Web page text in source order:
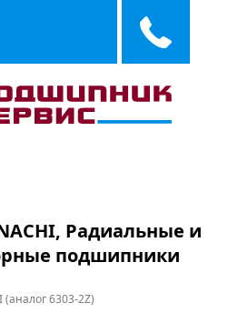
NACHI, Радиальные и
подшипники
(аналог 6303-2Z)